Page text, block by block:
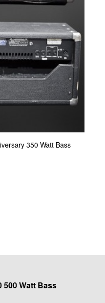
350 Watt Bass
500 Watt Bass